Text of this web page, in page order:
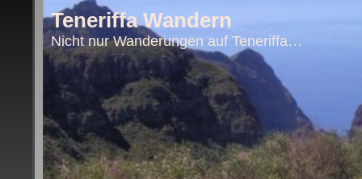
Teneriffa Wandern
Nicht nur Wanderungen auf Teneriffa…